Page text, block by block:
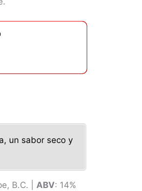
un sabor seco y
B.C. | ABV: 14%